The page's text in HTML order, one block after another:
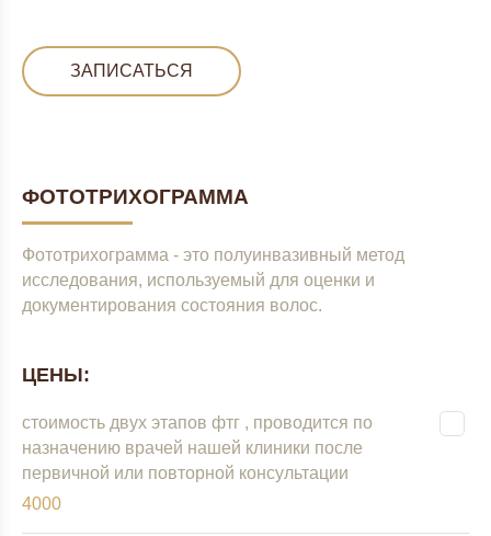
ЗАПИСАТЬСЯ
ФОТОТРИХОГРАММА
Фототрихограмма - это полуинвазивный метод
исследования, используемый для оценки и
документирования состояния волос.
ЦЕНЫ:
стоимость двух этапов фтг , проводится по
назначению врачей нашей клиники после
первичной или повторной консультации
4000